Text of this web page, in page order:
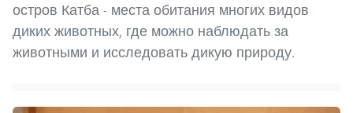
остров Катба - места обитания многих видов
диких животных, где можно наблюдать за
животными и исследовать дикую природу.